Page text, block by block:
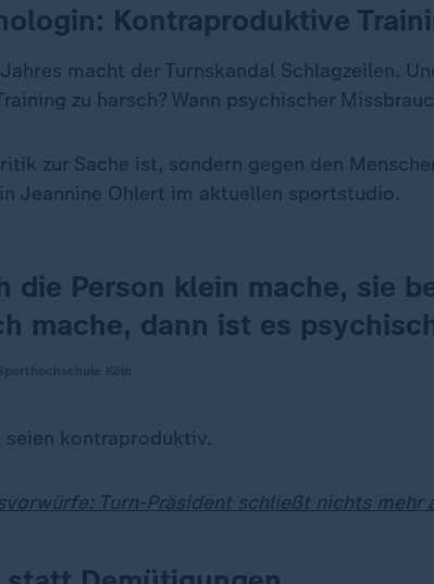
Kontraproduktive
macht der Turnskandal Schlagzeilen.
zu harsch? Wann psychischer
zur Sache ist, sondern gegen den
Jeannine Ohlert im aktuellen sportstudio.
die Person klein mache, sie
mache, dann ist es
seien kontraproduktiv.
Turn-Präsident schließt nichts mehr